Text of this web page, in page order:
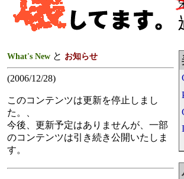
What's New と お知らせ
(2006/12/28)
このコンテンツは更新を停止しまし
た。、
今後、更新予定はありませんが、一部
のコンテンツは引き続き公開いたしま
す。